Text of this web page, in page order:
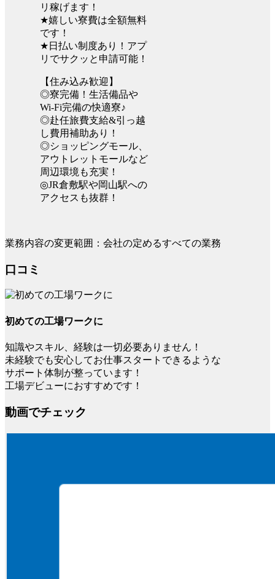
リ稼げます！
★嬉しい寮費は全額無料
です！
★日払い制度あり！アプ
リでサクッと申請可能！
【住み込み歓迎】
◎寮完備！生活備品や
Wi-Fi完備の快適寮♪
◎赴任旅費支給&引っ越
し費用補助あり！
◎ショッピングモール、
アウトレットモールなど
周辺環境も充実！
◎JR倉敷駅や岡山駅への
アクセスも抜群！
業務内容の変更範囲：会社の定めるすべての業務
口コミ
初めての工場ワークに
知識やスキル、経験は一切必要ありません！
未経験でも安心してお仕事スタートできるような
サポート体制が整っています！
工場デビューにおすすめです！
動画でチェック